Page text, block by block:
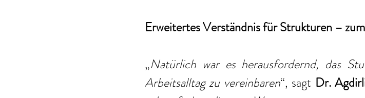
Erweitertes Verständnis für Strukturen –
„Natürlich war es herausfordernd, das
Arbeitsalltag zu vereinbaren“, sagt Dr.